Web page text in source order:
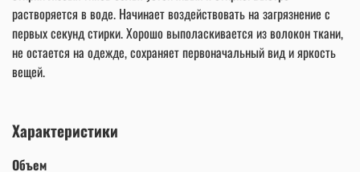
растворяется в воде. Начинает воздействовать на загрязнение с
первых секунд стирки. Хорошо выполаскивается из волокон ткани,
не остается на одежде, сохраняет первоначальный вид и яркость
вещей.
Характеристики
Объем